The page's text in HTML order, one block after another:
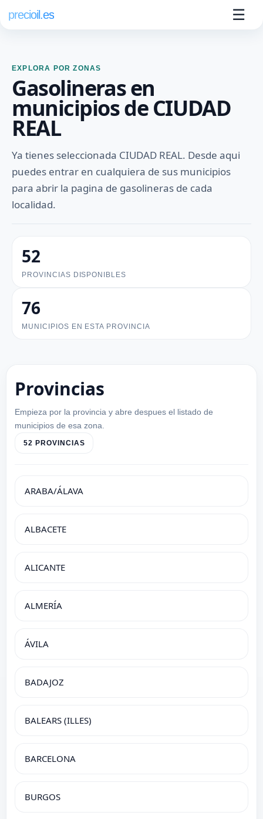
precioil.es ☰
EXPLORA POR ZONAS
Gasolineras en
municipios de CIUDAD
REAL
Ya tienes seleccionada CIUDAD REAL. Desde aqui
puedes entrar en cualquiera de sus municipios
para abrir la pagina de gasolineras de cada
localidad.
52
PROVINCIAS DISPONIBLES
76
MUNICIPIOS EN ESTA PROVINCIA
Provincias
Empieza por la provincia y abre despues el listado de
municipios de esa zona.
52 PROVINCIAS
ARABA/ÁLAVA
ALBACETE
ALICANTE
ALMERÍA
ÁVILA
BADAJOZ
BALEARS (ILLES)
BARCELONA
BURGOS